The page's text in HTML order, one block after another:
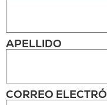
APELLIDO
CORREO